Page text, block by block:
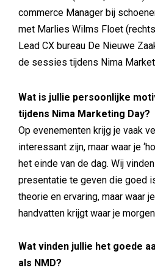
commerce Manager bij
met Marlies Wilms Floet
Lead CX bureau De Nieuwe
de sessies tijdens Nima
Wat is jullie persoonlijke
tijdens Nima Marketing Day?
Op evenementen krijg je vaak
interessant zijn, maar waar je
het einde van de dag. Wij
presentatie te geven die goed
theorie en ervaring, maar waar
handvatten krijgt waar je
Wat vinden jullie het goede
als NMD?